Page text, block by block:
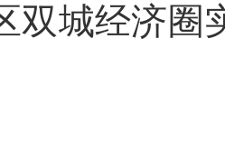
双城经济圈